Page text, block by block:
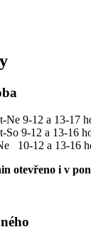
9-12 a 13-17
So 9-12 a 13-16
a 13-16
otevřeno i v